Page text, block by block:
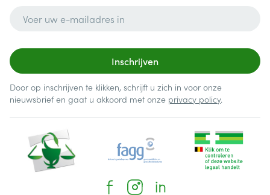
Inschrijven
Door op inschrijven te klikken, schrijft u zich in voor onze
nieuwsbrief en gaat u akkoord met onze privacy policy.